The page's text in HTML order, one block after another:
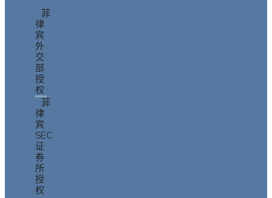
菲
律
宾
外
交
部
授
权
菲
律
宾
SEC
证
券
所
授
权